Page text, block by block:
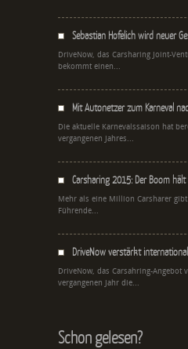
Sebastian Hofelich wird neuer
DriveNow, das Carsharing Joint-
bekommt einen...
Mit Autonetzer zum Karneval
Die aktuelle Karnevalssaison hat
vergangenen Jahres...
Carsharing 2015: Der Boom hält
Mehr als eine Million Carsharer
Führende...
DriveNow verstärkt
DriveNow, das Carsahring-Angebot
vergangenen Jahr die...
Schon gelesen?